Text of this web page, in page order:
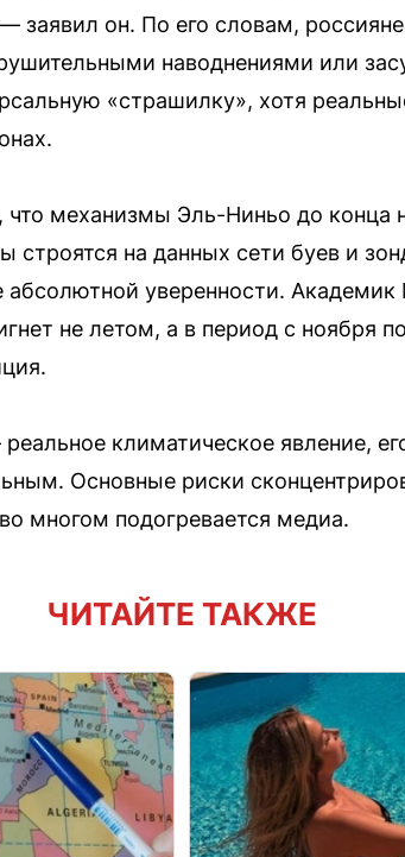
заявил он. По его словам,
наводнениями или
«страшилку», хотя
что механизмы Эль-Ниньо до конца
строятся на данных сети буев и
абсолютной уверенности.
не летом, а в период с ноября
климатическое явление,
Основные риски
многом подогревается медиа.
ЧИТАЙТЕ ТАКЖЕ